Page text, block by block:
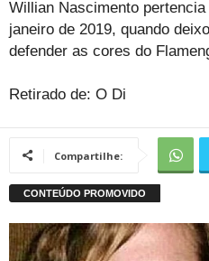
Willian Nascimento
janeiro de 2019, quando
defender as cores do
Retirado de: O Di
Compartilhe: